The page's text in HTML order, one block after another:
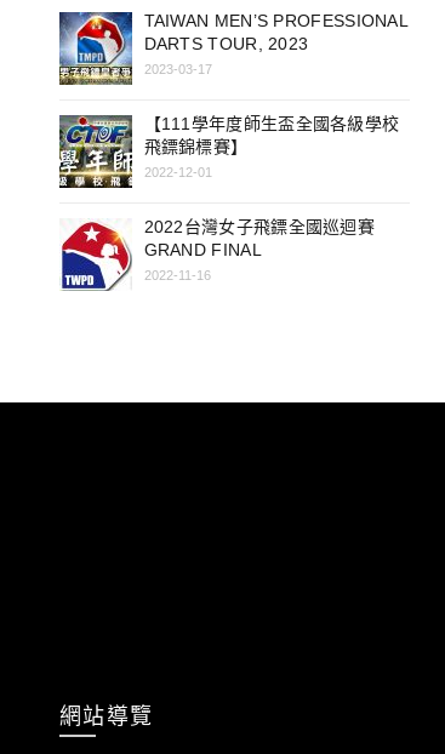
TAIWAN MEN’S PROFESSIONAL
DARTS TOUR, 2023
2023-03-17
【111學年度師生盃全國各級學校
飛鏢錦標賽】
2022-12-01
2022台灣女子飛鏢全國巡迴賽
GRAND FINAL
2022-11-16
網站導覽